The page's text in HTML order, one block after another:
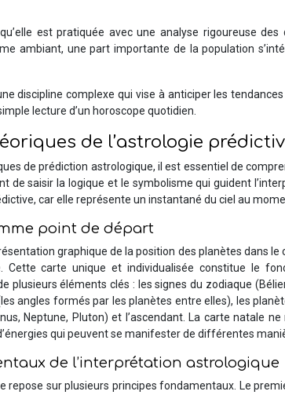
est pratiquée avec une analyse rigoureuse
ambiant, une part importante de la population
discipline complexe qui vise à anticiper les
lecture d’un horoscope quotidien.
de l’astrologie
de prédiction astrologique, il est essentiel de
de saisir la logique et le symbolisme qui guident
car elle représente un instantané du ciel au
point de départ
graphique de la position des planètes dans
Cette carte unique et individualisée constitue le
plusieurs éléments clés : les signes du zodiaque
angles formés par les planètes entre elles), les
Neptune, Pluton) et l’ascendant. La carte natale
qui peuvent se manifester de différentes
de l’interprétation astrologique
repose sur plusieurs principes fondamentaux. Le